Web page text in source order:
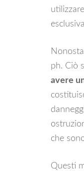
ph. Ciò
avere
che
Questi